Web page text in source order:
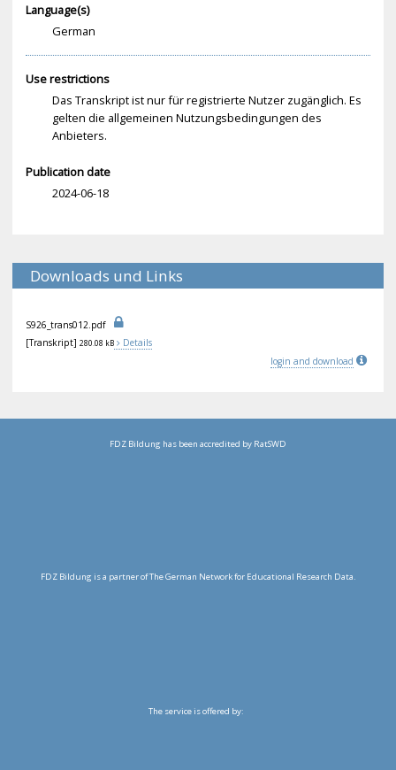
Language(s)
German
Use restrictions
Das Transkript ist nur für registrierte Nutzer zugänglich. Es
gelten die allgemeinen Nutzungsbedingungen des
Anbieters.
Publication date
2024-06-18
Downloads und Links
S926_trans01 2.pdf
[Transkript] 280.08 kB
Details
login and download
FDZ Bildung has been accredited by RatSWD
FDZ Bildung is a partner of The German Network for Educational Research Data.
The service is offered by: